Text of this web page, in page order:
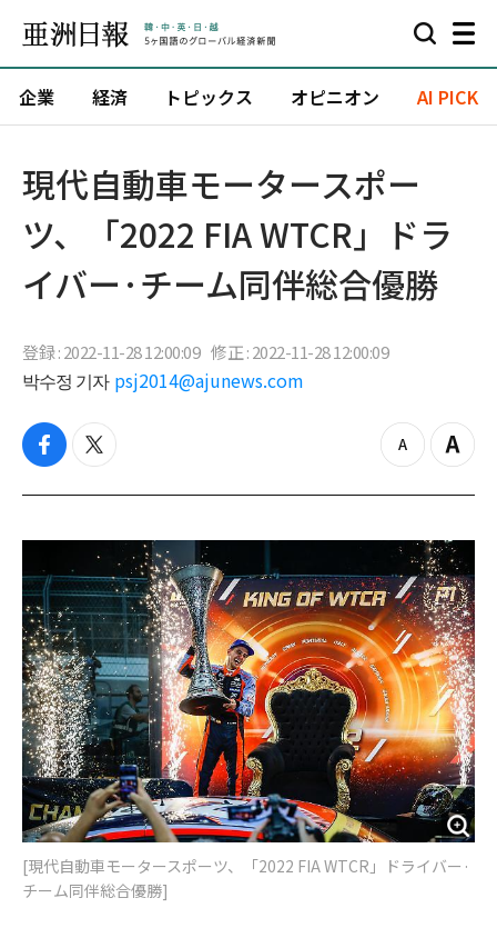
企業 経済 トピックス オピニオン AI PICK
現代自動車モータースポー
ツ、「2022 FIA WTCR」ドラ
イバー·チーム同伴総合優勝
登録 : 2022-11-28 12:00:09 修正 : 2022-11-28 12:00:09
박수정 기자 psj2014@ajunews.com
f
c
b
o
k
t
i
t
e
r
z
o
o
u
t
Z
o
i
n
[現代自動車モータースポーツ、「2022 FIA WTCR」ドライバー·
チーム同伴総合優勝]